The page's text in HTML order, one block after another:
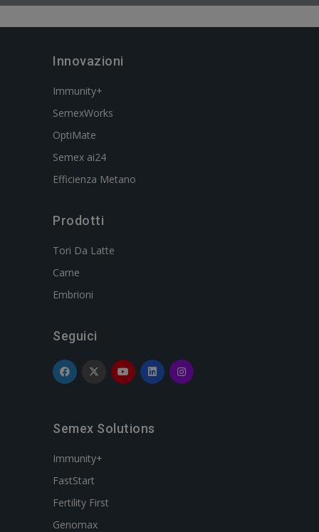
Innovazioni
Immunity+
SemexWorks
OptiMate
Semex ai24
Efficienza Metano
Prodotti
Tori Da Latte
Carne
Embrioni
Seguici
Semex Solutions
Immunity+
FastStart
Fertility First
Genomax